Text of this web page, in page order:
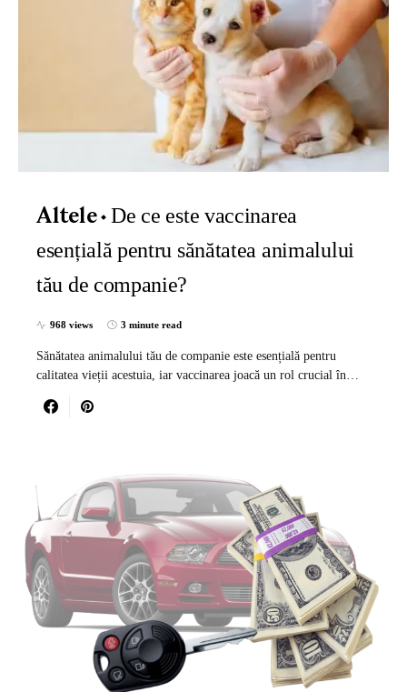
Altele
De ce este vaccinarea
esențială pentru sănătatea animalului
tău de companie?
968 views 3 minute read
Sănătatea animalului tău de companie este esențială pentru
calitatea vieții acestuia, iar vaccinarea joacă un rol crucial în…